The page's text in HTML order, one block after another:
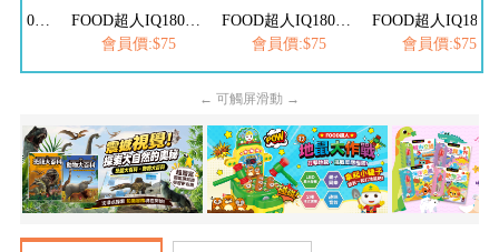
會員價:$75
會員價:$75
會員價:$75
← 可觸屏滑動 →